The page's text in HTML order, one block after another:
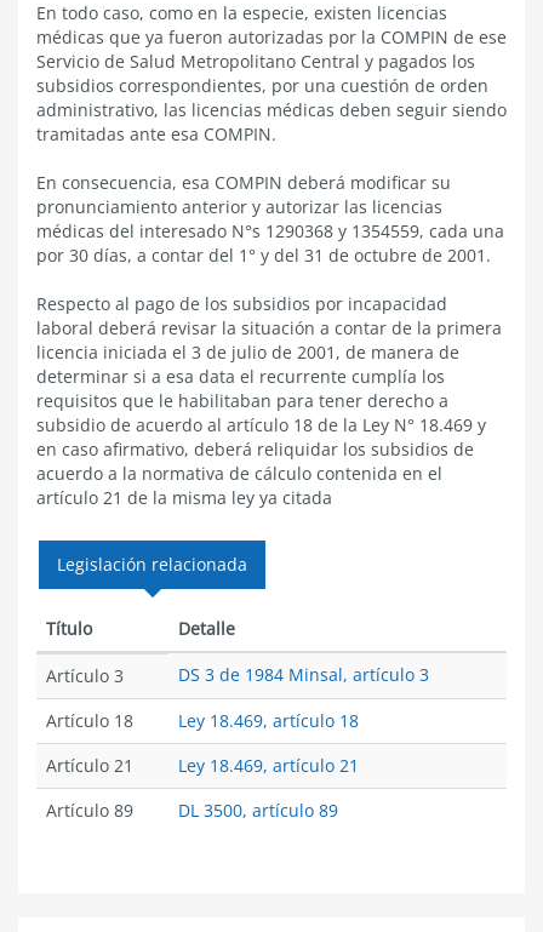
En todo caso, como en la especie, existen licencias
médicas que ya fueron autorizadas por la COMPIN de ese
Servicio de Salud Metropolitano Central y pagados los
subsidios correspondientes, por una cuestión de orden
administrativo, las licencias médicas deben seguir siendo
tramitadas ante esa COMPIN.
En consecuencia, esa COMPIN deberá modificar su
pronunciamiento anterior y autorizar las licencias
médicas del interesado N°s 1290368 y 1354559, cada una
por 30 días, a contar del 1° y del 31 de octubre de 2001.
Respecto al pago de los subsidios por incapacidad
laboral deberá revisar la situación a contar de la primera
licencia iniciada el 3 de julio de 2001, de manera de
determinar si a esa data el recurrente cumplía los
requisitos que le habilitaban para tener derecho a
subsidio de acuerdo al artículo 18 de la Ley N° 18.469 y
en caso afirmativo, deberá reliquidar los subsidios de
acuerdo a la normativa de cálculo contenida en el
artículo 21 de la misma ley ya citada
Legislación relacionada
Título Detalle
Artículo 3
DS 3 de 1984 Minsal, artículo 3
Artículo 18
Ley 18.469, artículo 18
Artículo 21
Ley 18.469, artículo 21
Artículo 89
DL 3500, artículo 89